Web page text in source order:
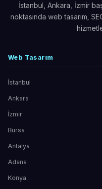
İstanbul, Ankara, İzmir
noktasında web tasarım,
Web Tasarım
İstanbul
Ankara
İzmir
Bursa
Antalya
Adana
Konya